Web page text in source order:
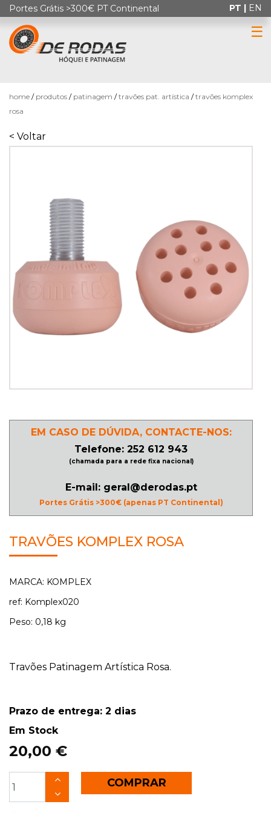
Portes Grátis >300€ PT Continental
PATINS
PATINAGEM
NO
GELO
LINHA
SKATES
☰
PT | EN
home produtos patinagem travões pat. artística
travões komplex
rosa
< Voltar
EM CASO DE DÚVIDA, CONTACTE-NOS:
Telefone: 252 612 943
(chamada para a rede fixa nacional)
E-mail: geral@derodas.pt
Portes Grátis >300€ (apenas PT Continental)
TRAVÕES KOMPLEX ROSA
MARCA: KOMPLEX
ref: Komplex020
Peso: 0,18 kg
Travões Patinagem Artística Rosa.
Prazo de entrega: 2 dias
Em Stock
20,00 €
COMPRAR